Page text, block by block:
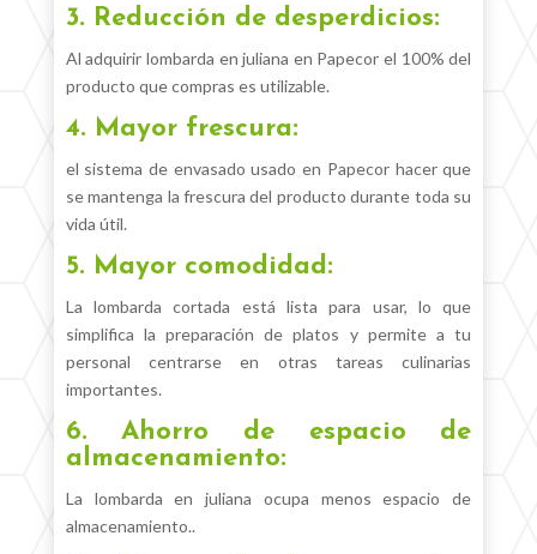
3. Reducción de desperdicios:
Al adquirir lombarda en juliana en Papecor el 100% del
producto que compras es utilizable.
4. Mayor frescura:
el sistema de envasado usado en Papecor hacer que
se mantenga la frescura del producto durante toda su
vida útil.
5. Mayor comodidad:
La lombarda cortada está lista para usar, lo que
simplifica la preparación de platos y permite a tu
personal centrarse en otras tareas culinarias
importantes.
6. Ahorro de espacio de
almacenamiento:
La lombarda en juliana ocupa menos espacio de
almacenamiento..